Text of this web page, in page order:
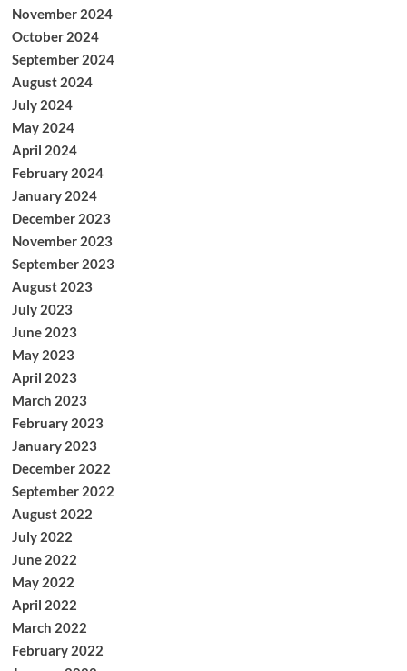
November 2024
October 2024
September 2024
August 2024
July 2024
May 2024
April 2024
February 2024
January 2024
December 2023
November 2023
September 2023
August 2023
July 2023
June 2023
May 2023
April 2023
March 2023
February 2023
January 2023
December 2022
September 2022
August 2022
July 2022
June 2022
May 2022
April 2022
March 2022
February 2022